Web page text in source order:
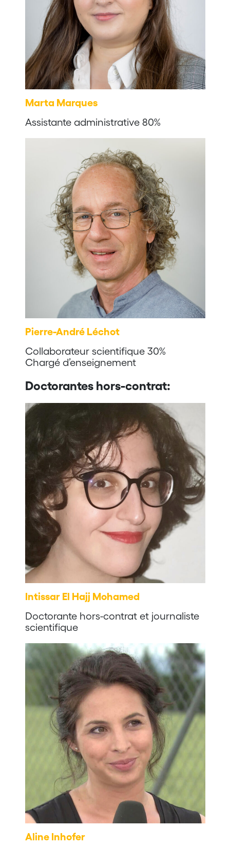
Marta Marques
Assistante administrative 80%
Pierre-André Léchot
Collaborateur scientifique 30%
Chargé d’enseignement
Doctorantes hors-contrat:
Intissar El Hajj Mohamed
Doctorante hors-contrat et journaliste
scientifique
Aline Inhofer